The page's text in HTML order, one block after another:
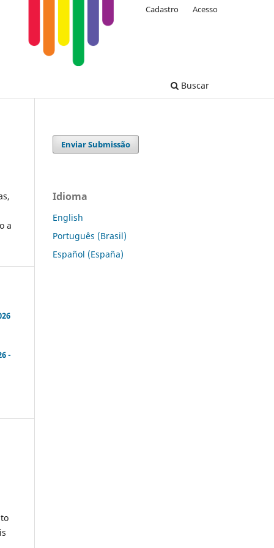
Buscar
Cadastro Acesso
a
-
Enviar Submissão
Idioma
English
Português (Brasil)
Español (España)